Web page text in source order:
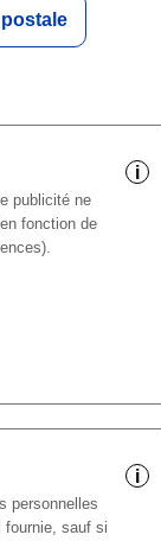
i
publicité ne
fonction de
i
personnelles
fournie, sauf si